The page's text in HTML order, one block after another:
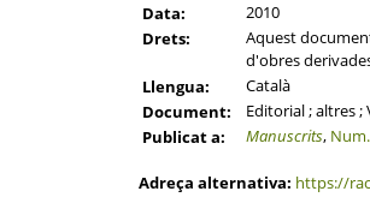
Data:
2010
Drets:
Aquest
d'obres
Llengua:
Català
Document:
Editorial ; altres
Publicat a:
Manuscrits,
Adreça alternativa: https://